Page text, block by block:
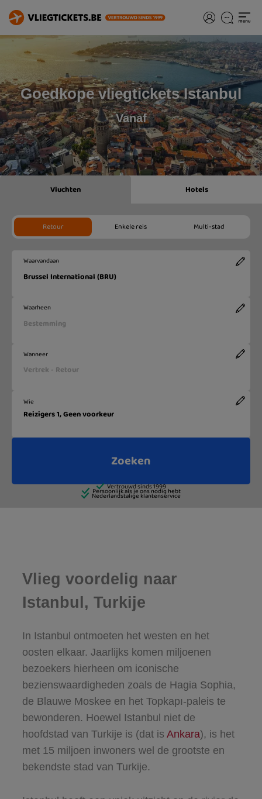
Goedkope vliegtickets Istanbul
Vanaf
Vlieg voordelig naar
Istanbul, Turkije
In Istanbul ontmoeten het westen en het
oosten elkaar. Jaarlijks komen miljoenen
bezoekers hierheen om iconische
bezienswaardigheden zoals de Hagia Sophia,
de Blauwe Moskee en het Topkapı-paleis te
bewonderen. Hoewel Istanbul niet de
hoofdstad van Turkije is (dat is Ankara), is het
met 15 miljoen inwoners wel de grootste en
bekendste stad van Turkije.